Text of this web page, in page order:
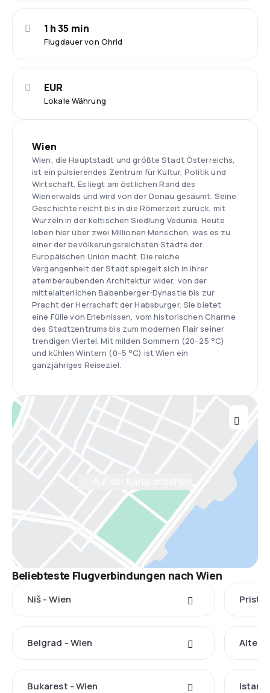
Flugdauer von Ohrid
1 h 35 min
Lokale Währung
EUR
Wien
Wien, die Hauptstadt und größte Stadt Österreichs,
ist ein pulsierendes Zentrum für Kultur, Politik und
Wirtschaft. Es liegt am östlichen Rand des
Wienerwalds und wird von der Donau gesäumt. Seine
Geschichte reicht bis in die Römerzeit zurück, mit
Wurzeln in der keltischen Siedlung Vedunia. Heute
leben hier über zwei Millionen Menschen, was es zu
einer der bevölkerungsreichsten Städte der
Europäischen Union macht. Die reiche
Vergangenheit der Stadt spiegelt sich in ihrer
atemberaubenden Architektur wider, von der
mittelalterlichen Babenberger-Dynastie bis zur
Pracht der Herrschaft der Habsburger. Sie bietet
eine Fülle von Erlebnissen, vom historischen Charme
des Stadtzentrums bis zum modernen Flair seiner
trendigen Viertel. Mit milden Sommern (20–25 °C)
und kühlen Wintern (0–5 °C) ist Wien ein
ganzjähriges Reiseziel.
Beliebteste Flugverbindungen nach Wien
Niš - Wien
Belgrad - Wien
Bukarest - Wien